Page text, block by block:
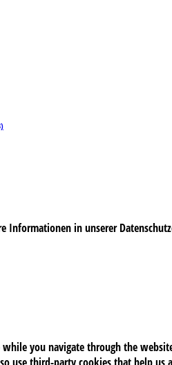
Informationen in unserer
you navigate through the